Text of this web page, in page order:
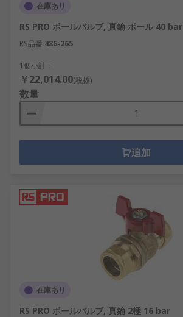
在庫あり
RS PRO ボールバルブ, 真鍮 ボール 40 bar
RS品番 486-265
1個小計：
￥22,014.00(税抜)
数量
追加
在庫あり
RS PRO ボールバルブ, 真鍮 2極 16 bar